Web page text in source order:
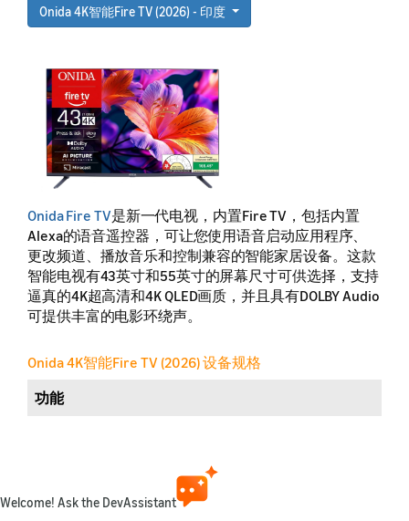
Onida 4K智能Fire TV (2026) - 印度
Onida Fire TV是新一代电视，内置Fire TV，包括内置
Alexa的语音遥控器，可让您使用语音启动应用程序、
更改频道、播放音乐和控制兼容的智能家居设备。这款
智能电视有43英寸和55英寸的屏幕尺寸可供选择，支持
逼真的4K超高清和4K QLED画质，并且具有DOLBY Audio
可提供丰富的电影环绕声。
Onida 4K智能Fire TV (2026) 设备规格
功能
发布年份
Welcome! Ask the DevAssistant